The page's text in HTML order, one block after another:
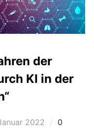
der
KI in der
2022
0